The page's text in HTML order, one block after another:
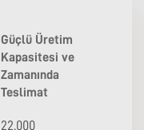
Güçlü Üretim
Kapasitesi ve
Zamanında
Teslimat
22.000